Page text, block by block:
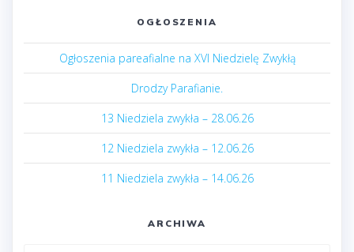
OGŁOSZENIA
Ogłoszenia pareafialne na XVI Niedzielę Zwykłą
Drodzy Parafianie.
13 Niedziela zwykła – 28.06.26
12 Niedziela zwykła – 12.06.26
11 Niedziela zwykła – 14.06.26
ARCHIWA